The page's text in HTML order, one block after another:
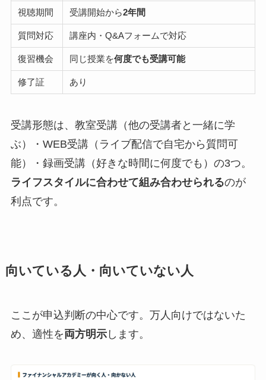
視聴期間 受講開始から2年間
質問対応 講座内・Q&Aフォームで対応
復習機会 同じ授業を何度でも受講可能
修了証 あり
受講形態は、教室受講（他の受講者と一緒に学
ぶ）・WEB受講（ライブ配信で自宅から質問可
能）・録画受講（好きな時間に何度でも）の3つ。
ライフスタイルに合わせて組み合わせられるのが
利点です。
向いている人・向いていない人
ここが申込判断の中心です。万人向けではないた
め、適性を両方明示します。